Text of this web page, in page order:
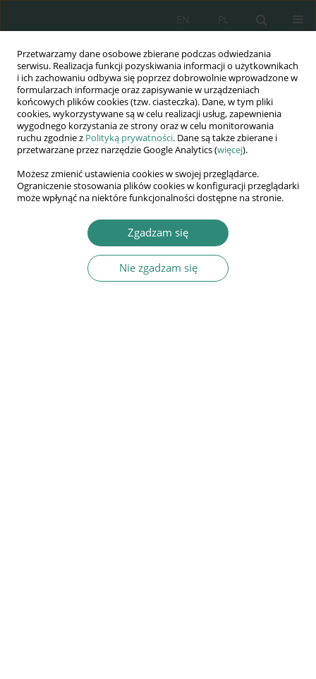
Przetwarzamy dane osobowe zbierane podczas odwiedzania
serwisu. Realizacja funkcji pozyskiwania informacji o użytkownikach
i ich zachowaniu odbywa się poprzez dobrowolnie wprowadzone w
formularzach informacje oraz zapisywanie w urządzeniach
końcowych plików cookies (tzw. ciasteczka). Dane, w tym pliki
cookies, wykorzystywane są w celu realizacji usług, zapewnienia
wygodnego korzystania ze strony oraz w celu monitorowania
ruchu zgodnie z Polityką prywatności. Dane są także zbierane i
przetwarzane przez narzędzie Google Analytics (więcej).
Możesz zmienić ustawienia cookies w swojej przeglądarce.
Ograniczenie stosowania plików cookies w konfiguracji przeglądarki
może wpłynąć na niektóre funkcjonalności dostępne na stronie.
Zgadzam się
Nie zgadzam się
PL
EN
Wydawnictwo
AWSGE
Akademia Nauk Stosowanych
WSGE
im. Alcide De Gasperi
Maria Gudro
Dzieciom trzeba dać, co im się należy, a będą